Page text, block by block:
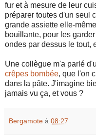
fur et à mesure de leur
préparer toutes d'un seul
grande assiette elle-
bouillante, pour les
ondes par dessus le tout,
Une collègue m'a parlé
crêpes bombée, que l'on
dans la pâte. J'imagine
jamais vu ça, et vous ?
Bergamote à 08:27